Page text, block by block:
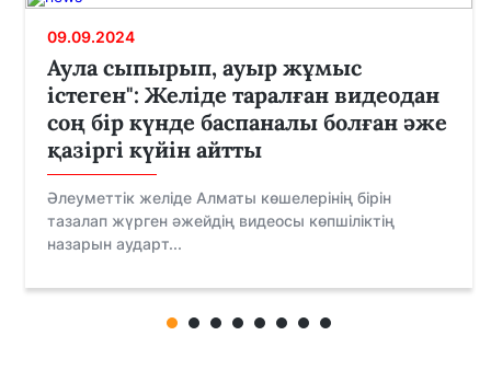
09.09.2024
Аула сыпырып, ауыр жұмыс
істеген": Желіде таралған видеодан
соң бір күнде баспаналы болған әже
қазіргі күйін айтты
Әлеуметтік желіде Алматы көшелерінің бірін
тазалап жүрген әжейдің видеосы көпшіліктің
назарын аударт...